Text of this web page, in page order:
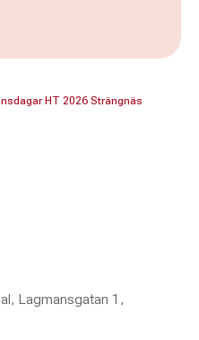
Linedance steg 1
HT 2026 Strängnäs
Lagmansgatan 1,